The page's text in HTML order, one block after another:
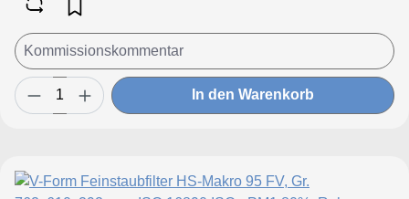
In den Warenkorb